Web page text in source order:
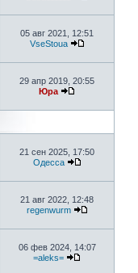
05 авг 2021, 12:51
VseStoua
29 апр 2019, 20:55
Юра
21 сен 2025, 17:50
Одесса
21 авг 2022, 12:48
regenwurm
06 фев 2024, 14:07
=aleks=